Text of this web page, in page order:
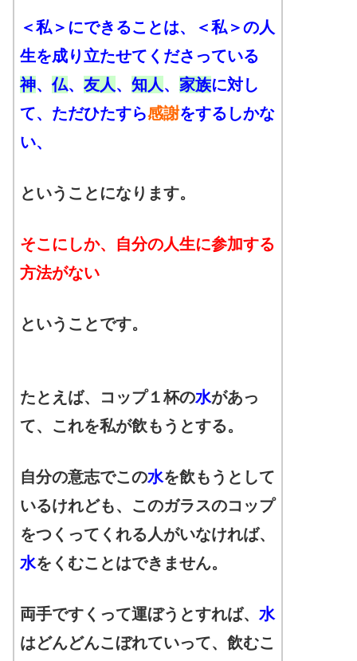
＜私＞にできることは、＜私＞の人
生を成り立たせてくださっている
神、仏、 友人 、 知人 、 家族に対し
て、ただひたすら感謝をするしかな
い、
ということになります。
そこにしか、自分の人生に参加する
方法がない
ということです。
たとえば、コップ１杯の水があっ
て、これを私が飲もうとする。
自分の意志でこの水を飲もうとして
いるけれども、このガラスのコップ
をつくってくれる人がいなければ、
水をくむことはできません。
両手ですくって運ぼうとすれば、 水
はどんどんこぼれていって、飲むこ